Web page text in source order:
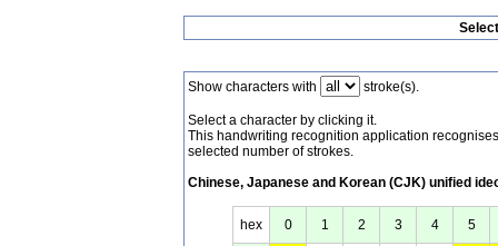
Show characters with stroke(s).
Select a character by clicking it.
This handwriting recognition application
selected number of strokes.
Chinese, Japanese and Korean (CJK) unified
hex 0 1 2 3 4 5